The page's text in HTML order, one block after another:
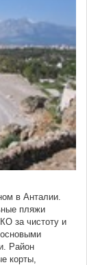
в Анталии.
пляжи
за чистоту и
Район
корты,